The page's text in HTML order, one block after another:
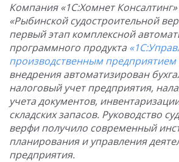
Компания «1С:Хомнет
«Рыбинской судостроительной
первый этап комплексной
программного продукта
производственным предприятием
внедрения автоматизирован
налоговый учет предприятия,
учета документов,
складских запасов. Руководство
верфи получило современный
планирования и управления
предприятия.